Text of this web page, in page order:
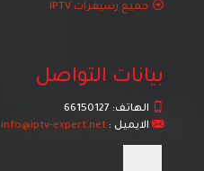
جميع رسيفرات IPTV
بيانات التواصل
الهاتف: 66150127
الايميل : info@iptv-expert.net